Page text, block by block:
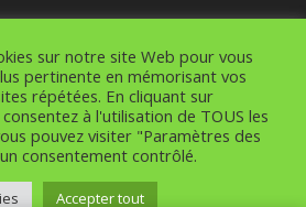
Themes| Propulsé par
WordPress
sur notre site Web pour vous
pertinente en mémorisant vos
répétées. En cliquant sur
à l'utilisation de TOUS les
pouvez visiter "Paramètres des
consentement contrôlé.
Accepter tout